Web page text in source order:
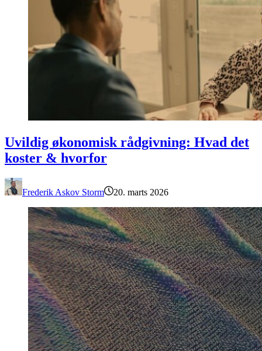
Uvildig økonomisk rådgivning: Hvad det
koster & hvorfor
Frederik Askov Storm 20. marts 2026